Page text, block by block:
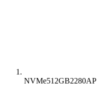
NVMe512GB2280AP